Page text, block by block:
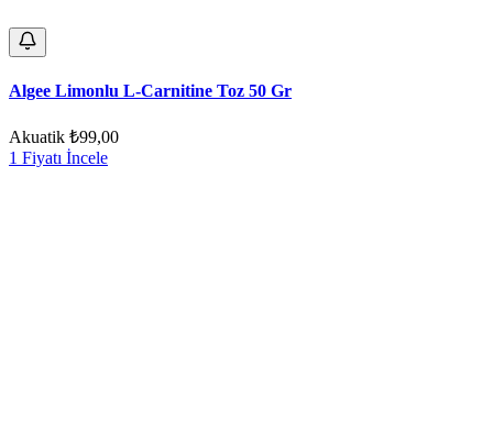
Algee Limonlu L-Carnitine Toz 50 Gr
Akuatik ₺99,00
1 Fiyatı İncele